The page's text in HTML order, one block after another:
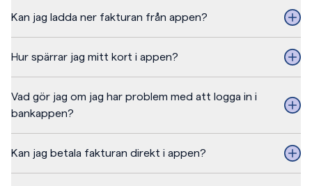
Kan jag ladda ner fakturan från appen?
Hur spärrar jag mitt kort i appen?
Vad gör jag om jag har problem med att logga in i
bankappen?
Kan jag betala fakturan direkt i appen?